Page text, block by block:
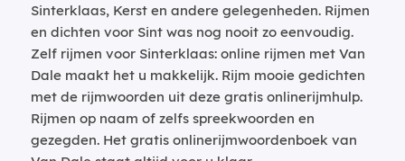
Sinterklaas, Kerst en andere gelegenheden. Rijmen
en dichten voor Sint was nog nooit zo eenvoudig.
Zelf rijmen voor Sinterklaas: online rijmen met Van
Dale maakt het u makkelijk. Rijm mooie gedichten
met de rijmwoorden uit deze gratis onlinerijmhulp.
Rijmen op naam of zelfs spreekwoorden en
gezegden. Het gratis onlinerijmwoordenboek van